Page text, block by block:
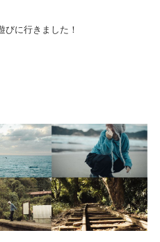
びに行きました！